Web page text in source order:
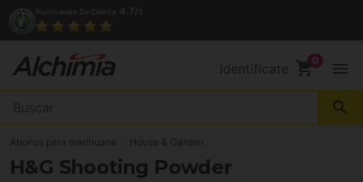
Identifícate shopping_cart menu
search
Abonos para marihuana House & Garden
H&G Shooting Powder